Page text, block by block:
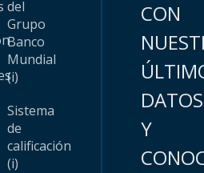
del
Grupo
Banco
Mundial
(i)
Sistema
de
calificación
(i)
CON
DATOS
Y